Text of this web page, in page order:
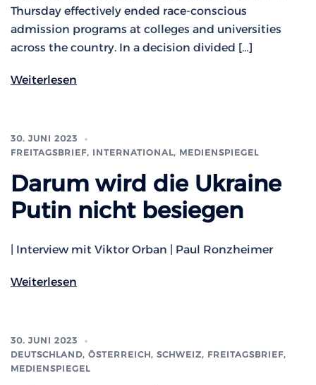
Thursday effectively ended race-conscious
admission programs at colleges and universities
across the country. In a decision divided […]
Weiterlesen
30. JUNI 2023
FREITAGSBRIEF, INTERNATIONAL, MEDIENSPIEGEL
Darum wird die Ukraine
Putin nicht besiegen
| Interview mit Viktor Orban | Paul Ronzheimer
Weiterlesen
30. JUNI 2023
DEUTSCHLAND, ÖSTERREICH, SCHWEIZ, FREITAGSBRIEF,
MEDIENSPIEGEL